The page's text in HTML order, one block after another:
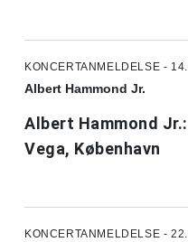
KONCERTANMELDELSE -
Albert Hammond Jr.
Albert Hammond
Vega, København
KONCERTANMELDELSE -